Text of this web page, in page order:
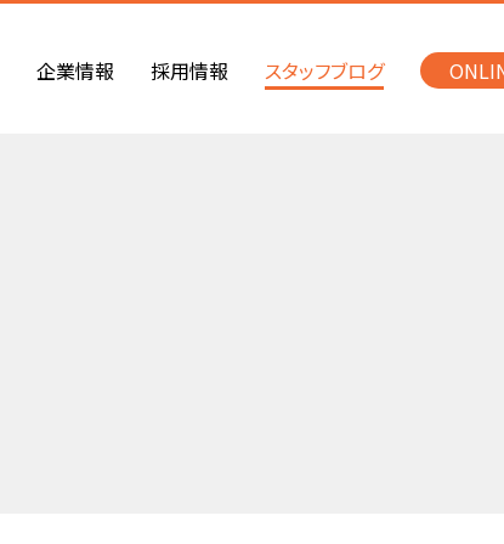
企業情報 採用情報 スタッフブログ